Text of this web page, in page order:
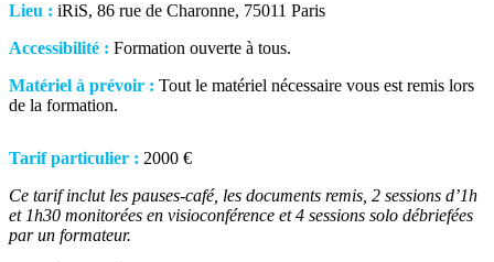
Lieu : iRiS, 86 rue de Charonne, 75011 Paris
Accessibilité : Formation ouverte à tous.
Matériel à prévoir : Tout le matériel nécessaire vous est remis lors
de la formation.
Tarif particulier : 2000 €
Ce tarif inclut les pauses-café, les documents remis, 2 sessions d’1h
et 1h30 monitorées en visioconférence et 4 sessions solo débriefées
par un formateur.